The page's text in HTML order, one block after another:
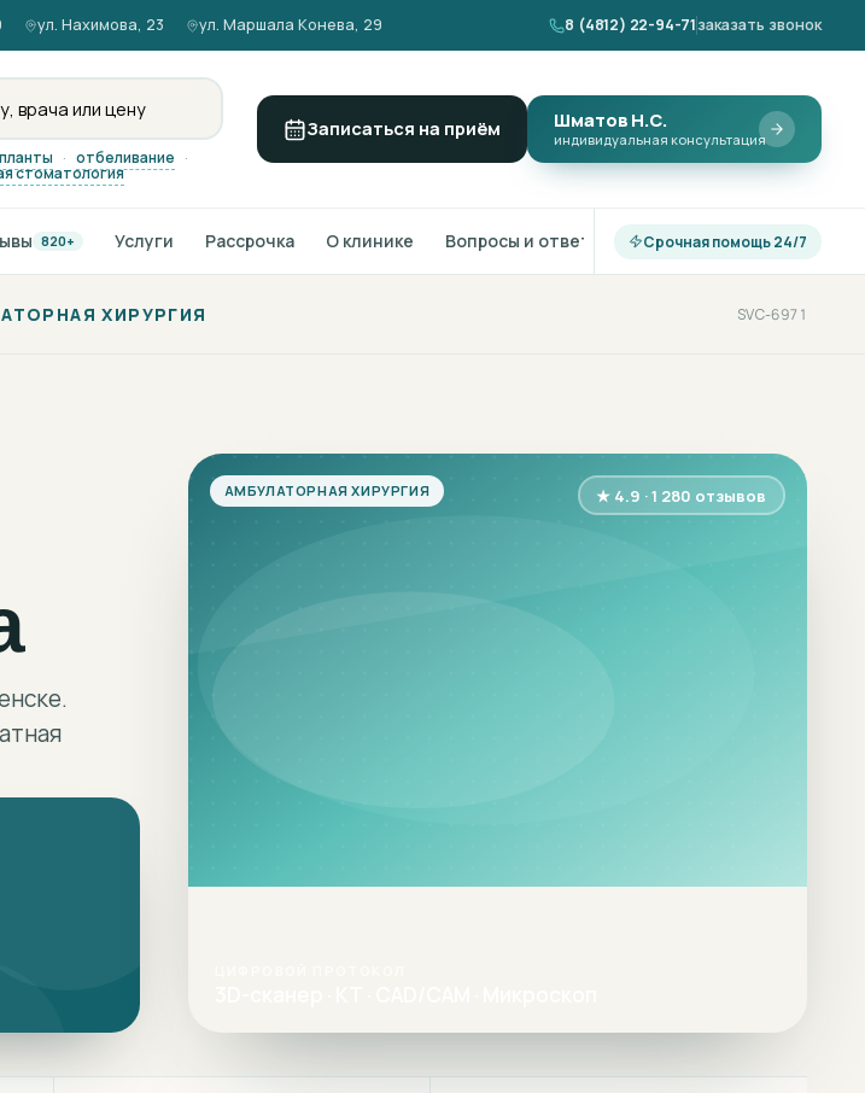
ул. Нахимова, 23 ул. Маршала Конева, 29 8 (4812) 22-94-71заказать звонок
· отбеливание ·
стоматология
Записаться на приём Шматов Н.С.
индивидуальная консультация
820+ Услуги Рассрочка О клинике Вопросы и ответы Срочная помощь 24/7
ХИРУРГИЯ SVC-6971
АМБУЛАТОРНАЯ ХИРУРГИЯ ★ 4.9 · 1 280 отзывов